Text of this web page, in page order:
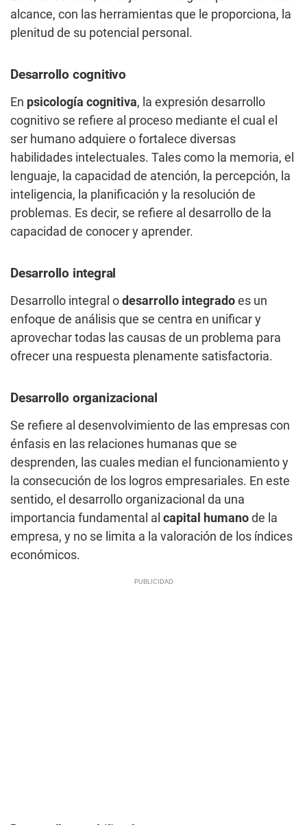
alcance, con las herramientas que le proporciona, la
plenitud de su potencial personal.
Desarrollo cognitivo
En psicología cognitiva, la expresión desarrollo
cognitivo se refiere al proceso mediante el cual el
ser humano adquiere o fortalece diversas
habilidades intelectuales. Tales como la memoria, el
lenguaje, la capacidad de atención, la percepción, la
inteligencia, la planificación y la resolución de
problemas. Es decir, se refiere al desarrollo de la
capacidad de conocer y aprender.
Desarrollo integral
Desarrollo integral o desarrollo integrado es un
enfoque de análisis que se centra en unificar y
aprovechar todas las causas de un problema para
ofrecer una respuesta plenamente satisfactoria.
Desarrollo organizacional
Se refiere al desenvolvimiento de las empresas con
énfasis en las relaciones humanas que se
desprenden, las cuales median el funcionamiento y
la consecución de los logros empresariales. En este
sentido, el desarrollo organizacional da una
importancia fundamental al capital humano de la
empresa, y no se limita a la valoración de los índices
económicos.